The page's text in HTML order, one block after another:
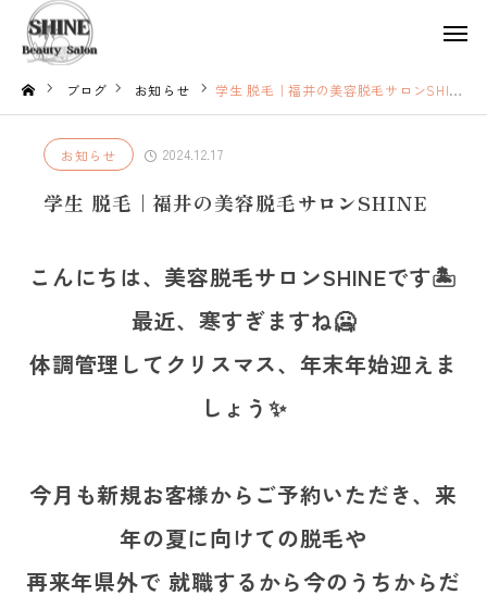
ブログ お知らせ 学生 脱毛｜福井の美容脱毛サロンSHINE
お知らせ 2024.12.17
学生 脱毛｜福井の美容脱毛サロンSHINE
こんにちは、美容脱毛サロンSHINEです🏝
最近、寒すぎますね🥶
体調管理してクリスマス、年末年始迎えま
しょう✨
今月も新規お客様からご予約いただき、来
年の夏に向けての脱毛や
再来年県外で 就職するから今のうちからだ